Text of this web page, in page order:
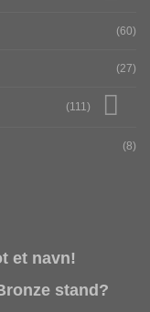
(60)
(27)
(111)
(8)
et navn!
stand?